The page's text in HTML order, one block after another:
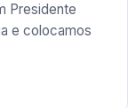
Presidente
e colocamos